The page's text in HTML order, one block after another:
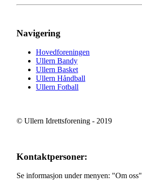
Navigering
Hovedforeningen
Ullern Bandy
Ullern Basket
Ullern Håndball
Ullern Fotball
© Ullern Idrettsforening - 2019
Kontaktpersoner:
Se informasjon under menyen: "Om oss"